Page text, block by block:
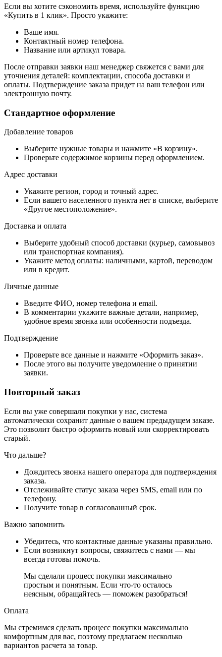
Если вы хотите сэкономить время, используйте функцию
«Купить в 1 клик». Просто укажите:
Ваше имя.
Контактный номер телефона.
Название или артикул товара.
После отправки заявки наш менеджер свяжется с вами для
уточнения деталей: комплектации, способа доставки и
оплаты. Подтверждение заказа придет на ваш телефон или
электронную почту.
Стандартное оформление
Добавление товаров
Выберите нужные товары и нажмите «В корзину».
Проверьте содержимое корзины перед оформлением.
Адрес доставки
Укажите регион, город и точный адрес.
Если вашего населенного пункта нет в списке, выберите
«Другое местоположение».
Доставка и оплата
Выберите удобный способ доставки (курьер, самовывоз
или транспортная компания).
Укажите метод оплаты: наличными, картой, переводом
или в кредит.
Личные данные
Введите ФИО, номер телефона и email.
В комментарии укажите важные детали, например,
удобное время звонка или особенности подъезда.
Подтверждение
Проверьте все данные и нажмите «Оформить заказ».
После этого вы получите уведомление о принятии
заявки.
Повторный заказ
Если вы уже совершали покупки у нас, система
автоматически сохранит данные о вашем предыдущем заказе.
Это позволит быстро оформить новый или скорректировать
старый.
Что дальше?
Дождитесь звонка нашего оператора для подтверждения
заказа.
Отслеживайте статус заказа через SMS, email или по
телефону.
Получите товар в согласованный срок.
Важно запомнить
Убедитесь, что контактные данные указаны правильно.
Если возникнут вопросы, свяжитесь с нами — мы
всегда готовы помочь.
Мы сделали процесс покупки максимально
простым и понятным. Если что-то осталось
неясным, обращайтесь — поможем разобраться!
Оплата
Мы стремимся сделать процесс покупки максимально
комфортным для вас, поэтому предлагаем несколько
вариантов расчета за товар.